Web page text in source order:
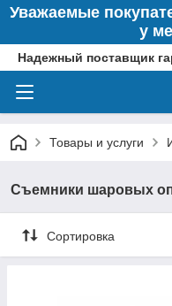
Уважаемые
у
Надежный поставщик
Товары и услуги
Съемники шаровых
Сортировка